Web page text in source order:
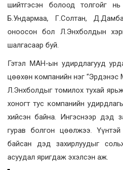
шийтгэсэн болоод толгойг
Б.Ундармаа, Г.Солтан,
оноосон бол Л.Энхболдын
шалгасаар буй.
Гэтэл МАН-ын удирдлагууд
цөөхөн компанийн нэг “Эрдэнэс
Л.Энхболдыг томилох тухай
хоногт тус компанийн
хийсэн байна. Ингэснээр дэд
гурав болгон цөөлжээ.
байсан дэд захирлуудыг
асуудал яригдаж эхэлсэн аж.